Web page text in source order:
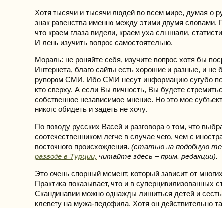
Хотя тысячи и тысячи людей во всем мире, думая о
знак равенства именно между этими двумя словами.
что краем глаза видели, краем уха слышали,
И лень изучить вопрос самостоятельно.
Мораль: не роняйте себя, изучите вопрос хотя бы
Интернета, благо сайты есть хорошие и разные, и не
рупором СМИ. Ибо СМИ несут информацию сугубо по
кто сверху. А если Вы личность, Вы будете
собственное независимое мнение. Но это мое
никого обидеть и задеть не хочу.
По поводу русских Васей и разговора о том, что
соотечественником легче в случае чего, чем с
восточного происхождения. (статью на подобную
разводе в Турции, читайте здесь – прим. редакции).
Это очень спорный момент, который зависит от
Практика показывает, что и в суперцивилизованных
Скандинавии можно однажды лишиться детей и
клевету на мужа-педофила. Хотя он действительно